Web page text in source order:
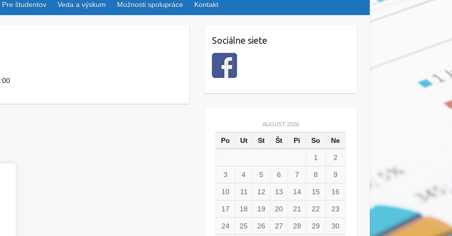
Pre študentov Veda a výskum Možnosti spolupráce Kontakt
Sociálne siete
AUGUST 2026
Po Ut St Št Pi So Ne
1 2
3 4 5 6 7 8 9
10 11 12 13 14 15 16
17 18 19 20 21 22 23
24 25 26 27 28 29 30